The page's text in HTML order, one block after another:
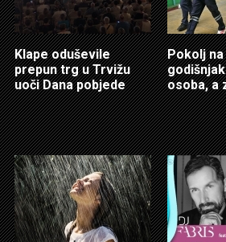
Klape oduševile
prepun trg u Trvižu
uoči Dana pobjede
Pokolj na
osoba, a